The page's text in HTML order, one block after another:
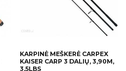
KARPINĖ MEŠKERĖ CARPEX
KAISER CARP 3 DALIŲ, 3,90M,
3,5LBS